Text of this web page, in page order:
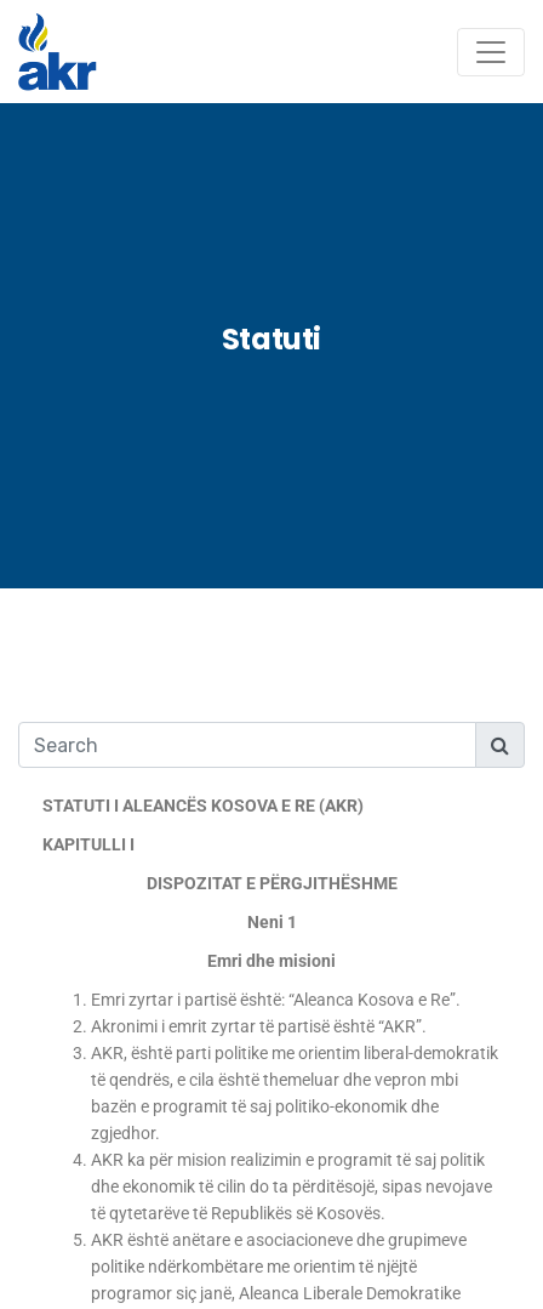
Statuti
STATUTI I ALEANCËS KOSOVA E RE (AKR)
KAPITULLI I
DISPOZITAT E PËRGJITHËSHME
Neni 1
Emri dhe misioni
Emri zyrtar i partisë është: “Aleanca Kosova e Re”.
Akronimi i emrit zyrtar të partisë është “AKR”.
AKR, është parti politike me orientim liberal-demokratik
të qendrës, e cila është themeluar dhe vepron mbi
bazën e programit të saj politiko-ekonomik dhe
zgjedhor.
AKR ka për mision realizimin e programit të saj politik
dhe ekonomik të cilin do ta përditësojë, sipas nevojave
të qytetarëve të Republikës së Kosovës.
AKR është anëtare e asociacioneve dhe grupimeve
politike ndërkombëtare me orientim të njëjtë
programor siç janë, Aleanca Liberale Demokratike